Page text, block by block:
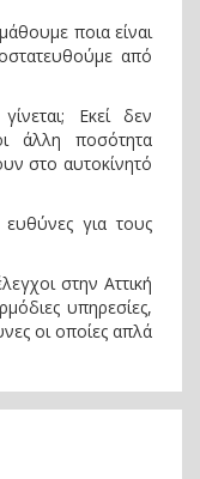
ποια είναι
από
Εκεί δεν
άλλη ποσότητα
στο αυτοκίνητό
για τους
στην Αττική
υπηρεσίες,
οι οποίες απλά